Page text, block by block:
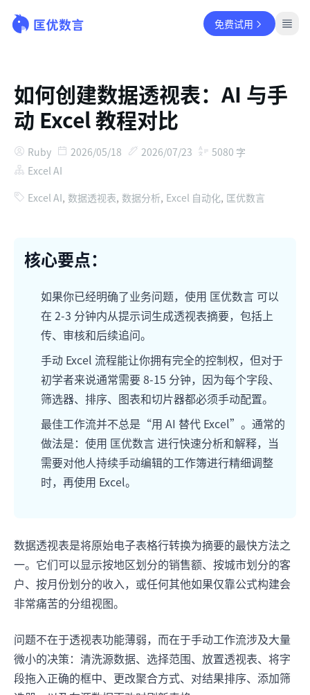
免费试用
如何创建数据透视表：AI 与手
动 Excel 教程对比
Ruby 2026/05/18 2026/07/23 5080 字
Excel AI
Excel AI, 数据透视表, 数据分析, Excel 自动化, 匡优数言
核心要点：
如果你已经明确了业务问题，使用 匡优数言 可以
在 2-3 分钟内从提示词生成透视表摘要，包括上
传、审核和后续追问。
手动 Excel 流程能让你拥有完全的控制权，但对于
初学者来说通常需要 8-15 分钟，因为每个字段、
筛选器、排序、图表和切片器都必须手动配置。
最佳工作流并不总是“用 AI 替代 Excel”。通常的
做法是：使用 匡优数言 进行快速分析和解释，当
需要对他人持续手动编辑的工作簿进行精细调整
时，再使用 Excel。
数据透视表是将原始电子表格行转换为摘要的最快方法之
一。它们可以显示按地区划分的销售额、按城市划分的客
户、按月份划分的收入，或任何其他如果仅靠公式构建会
非常痛苦的分组视图。
问题不在于透视表功能薄弱，而在于手动工作流涉及大量
微小的决策：清洗源数据、选择范围、放置透视表、将字
段拖入正确的框中、更改聚合方式、对结果排序、添加筛